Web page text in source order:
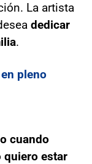
La artista
dedicar
.
pleno
cuando
quiero estar